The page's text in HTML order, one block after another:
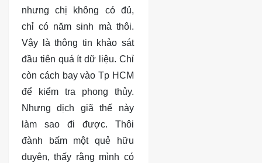
nhưng chị không có đủ,
chỉ có năm sinh mà thôi.
Vậy là thông tin khảo sát
đầu tiên quá ít dữ liệu. Chỉ
còn cách bay vào Tp HCM
để kiểm tra phong thủy.
Nhưng dịch giã thế này
làm sao đi được. Thôi
đành bấm một quẻ hữu
duyên, thấy rằng mình có